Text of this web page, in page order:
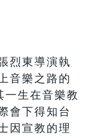
烈東導演執
音樂之路的
一生在音樂教
會下得知台
因宣教的理